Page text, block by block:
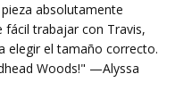
pieza absolutamente
trabajar con Travis,
elegir el tamaño correcto.
Woods!" —Alyssa